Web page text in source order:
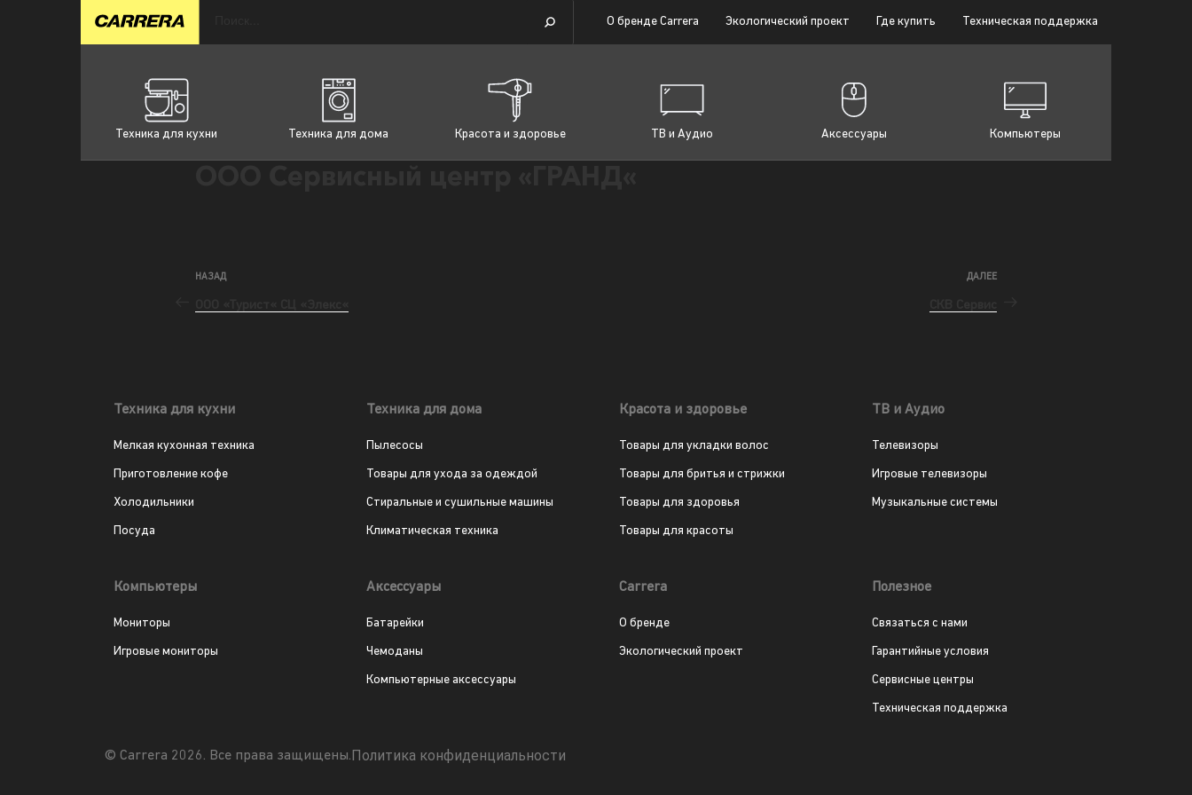
О бренде Carrera Экологический проект Где купить Техническая поддержка
Техника для кухни Техника для дома Красота и здоровье ТВ и Аудио Аксессуары Компьютеры
НАЗАД ДАЛЕЕ
Техника для кухни
Мелкая кухонная техника
Приготовление кофе
Холодильники
Посуда
Техника для дома
Пылесосы
Товары для ухода за одеждой
Стиральные и сушильные машины
Климатическая техника
Красота и здоровье
Товары для укладки волос
Товары для бритья и стрижки
Товары для здоровья
Товары для красоты
ТВ и Аудио
Телевизоры
Игровые телевизоры
Музыкальные системы
Компьютеры
Мониторы
Игровые мониторы
Аксессуары
Батарейки
Чемоданы
Компьютерные аксессуары
Carrera
О бренде
Экологический проект
Полезное
Связаться с нами
Гарантийные условия
Сервисные центры
Техническая поддержка
© Carrera 2026. Все права защищены.Политика конфиденциальности